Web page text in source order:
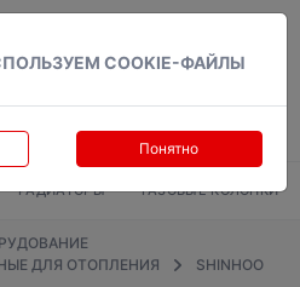
COOKIE-ФАЙЛЫ
Понятно
РАДИАТОРЫ ГАЗОВЫЕ КОЛОНКИ
ДЛЯ ОТОПЛЕНИЯ
SHINHOO